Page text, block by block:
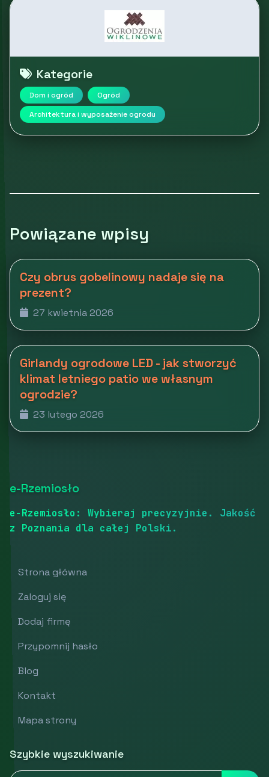
Kategorie
Dom i ogród
Ogród
Architektura i wyposażenie ogrodu
Powiązane wpisy
Czy obrus gobelinowy nadaje się na
prezent?
27 kwietnia 2026
Girlandy ogrodowe LED - jak stworzyć
klimat letniego patio we własnym
ogrodzie?
23 lutego 2026
e-Rzemiosło
e-Rzemiosło: Wybieraj precyzyjnie. Jakość
z Poznania dla całej Polski.
Strona główna
Zaloguj się
Dodaj firmę
Przypomnij hasło
Blog
Kontakt
Mapa strony
Szybkie wyszukiwanie